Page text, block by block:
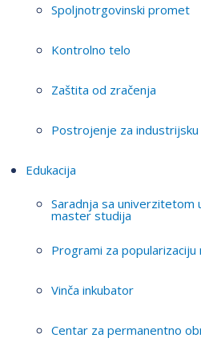
Spoljnotrgovinski promet
Kontrolno telo
Zaštita od zračenja
Postrojenje za
Edukacija
Saradnja sa univerzitetom
master studija
Programi za popularizaciju
Vinča inkubator
Centar za permanentno